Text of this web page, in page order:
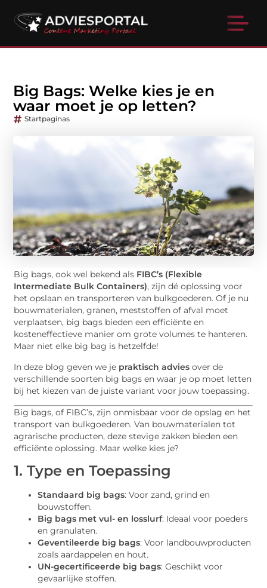
Big Bags: Welke kies je en
waar moet je op letten?
Startpaginas
Big bags, ook wel bekend als FIBC’s (Flexible
Intermediate Bulk Containers), zijn dé oplossing voor
het opslaan en transporteren van bulkgoederen. Of je nu
bouwmaterialen, granen, meststoffen of afval moet
verplaatsen, big bags bieden een efficiënte en
kosteneffectieve manier om grote volumes te hanteren.
Maar niet elke big bag is hetzelfde!
In deze blog geven we je praktisch advies over de
verschillende soorten big bags en waar je op moet letten
bij het kiezen van de juiste variant voor jouw toepassing.
Big bags, of FIBC’s, zijn onmisbaar voor de opslag en het
transport van bulkgoederen. Van bouwmaterialen tot
agrarische producten, deze stevige zakken bieden een
efficiënte oplossing. Maar welke kies je?
1. Type en Toepassing
Standaard big bags: Voor zand, grind en
bouwstoffen.
Big bags met vul- en losslurf: Ideaal voor poeders
en granulaten.
Geventileerde big bags: Voor landbouwproducten
zoals aardappelen en hout.
UN-gecertificeerde big bags: Geschikt voor
gevaarlijke stoffen.